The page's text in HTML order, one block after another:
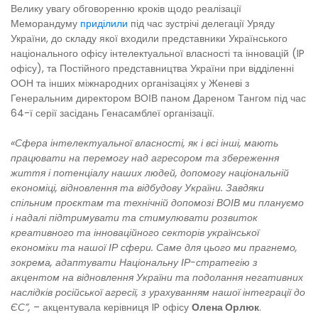
Велику увагу обговоренню кроків щодо реалізації
Меморандуму приділили під час зустрічі делегації Уряду
України, до складу якої входили представники Українського
національного офісу інтелектуальної власності та інновацій (IP
офісу), та Постійного представництва України при відділенні
ООН та інших міжнародних організаціях у Женеві з
Генеральним директором ВОІВ паном Дареном Тангом під час
64-ї серії засідань Генасамблеї організації.
«Сфера інтелектуальної власності, як і всі інші, мають
працювати на перемогу над агресором та збереження
життя і потенціалу наших людей, допомогу національній
економіці, відновлення та відбудову України. Завдяки
спільним проєктам та технічній допомозі ВОІВ ми плануємо
і надалі підтримувати та стимулювати розвиток
креативного та інноваційного секторів української
економіки та нашої ІР сфери. Саме для цього ми прагнемо,
зокрема, адаптувати Національну ІР-стратегію з
акцентом на відновлення України та подолання негативних
наслідків російської агресії, з урахуванням нашої інтеграції до
ЄС”, – акцентувала керівниця IP офісу Олена Орлюк.